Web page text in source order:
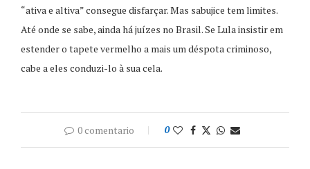
“ativa e altiva” consegue disfarçar. Mas sabujice tem limites.
Até onde se sabe, ainda há juízes no Brasil. Se Lula insistir em
estender o tapete vermelho a mais um déspota criminoso,
cabe a eles conduzi-lo à sua cela.
0 comentario 0